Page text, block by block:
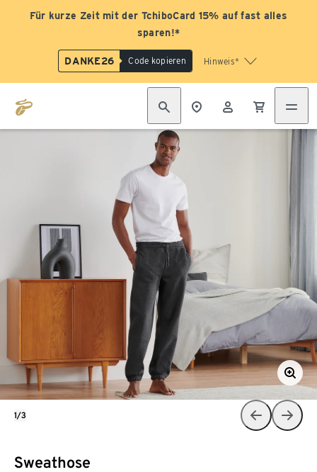
Für kurze Zeit mit der TchiboCard 15% auf fast alles
sparen!*
DANKE26 Code kopieren Hinweis*
Sweathose
1/3